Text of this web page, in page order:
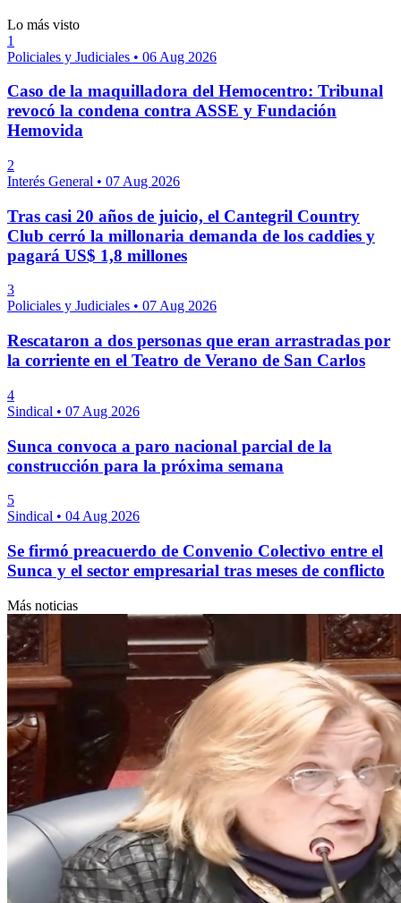
Lo más visto
1
Policiales y Judiciales • 06 Aug 2026
Caso de la maquilladora del Hemocentro: Tribunal
revocó la condena contra ASSE y Fundación
Hemovida
2
Interés General • 07 Aug 2026
Tras casi 20 años de juicio, el Cantegril Country
Club cerró la millonaria demanda de los caddies y
pagará US$ 1,8 millones
3
Policiales y Judiciales • 07 Aug 2026
Rescataron a dos personas que eran arrastradas por
la corriente en el Teatro de Verano de San Carlos
4
Sindical • 07 Aug 2026
Sunca convoca a paro nacional parcial de la
construcción para la próxima semana
5
Sindical • 04 Aug 2026
Se firmó preacuerdo de Convenio Colectivo entre el
Sunca y el sector empresarial tras meses de conflicto
Más noticias